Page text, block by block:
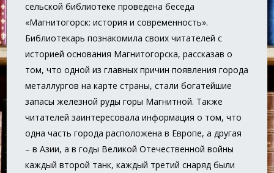
сельской библиотеке проведена беседа
«Магнитогорск: история и современность».
Библиотекарь познакомила своих читателей с
историей основания Магнитогорска, рассказав о
том, что одной из главных причин появления города
металлургов на карте страны, стали богатейшие
запасы железной руды горы Магнитной. Также
читателей заинтересовала информация о том, что
одна часть города расположена в Европе, а другая
– в Азии, а в годы Великой Отечественной войны
каждый второй танк, каждый третий снаряд были